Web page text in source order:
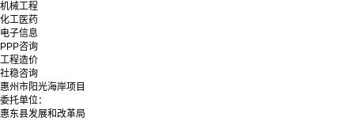
机械工程
化工医药
电子信息
PPP咨询
工程造价
社稳咨询
惠州市阳光海岸项目
委托单位：
惠东县发展和改革局